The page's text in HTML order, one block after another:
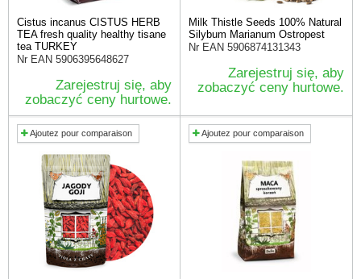
Cistus incanus CISTUS HERB
TEA fresh quality healthy tisane
tea TURKEY
Nr EAN 5906395648627
Zarejestruj się, aby
zobaczyć ceny hurtowe.
Milk Thistle Seeds 100% Natural
Silybum Marianum Ostropest
Nr EAN 5906874131343
Zarejestruj się, aby
zobaczyć ceny hurtowe.
Ajoutez pour comparaison Ajoutez pour comparaison